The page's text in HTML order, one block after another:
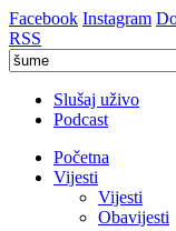
Facebook Instagram
RSS
Slušaj uživo
Podcast
Početna
Vijesti
Vijesti
Obavijesti